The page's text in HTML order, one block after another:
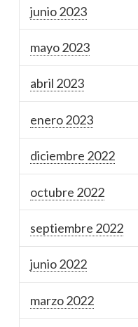
junio 2023
mayo 2023
abril 2023
enero 2023
diciembre 2022
octubre 2022
septiembre 2022
junio 2022
marzo 2022